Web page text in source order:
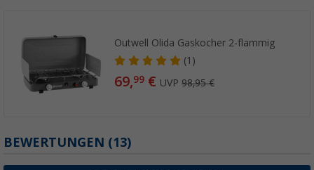
Outwell Olida Gaskocher 2-flammig
(1)
69,99 € UVP98,95 €
BEWERTUNGEN (13)